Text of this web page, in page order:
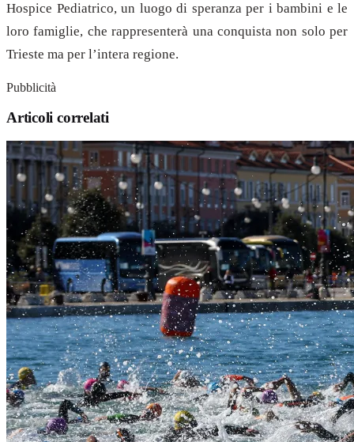
Hospice Pediatrico, un luogo di speranza per i bambini e le
loro famiglie, che rappresenterà una conquista non solo per
Trieste ma per l’intera regione.
Pubblicità
Articoli correlati